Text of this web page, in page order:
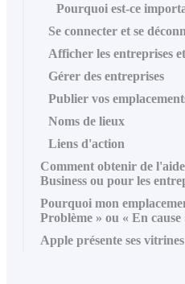
Pourquoi est-ce
Se connecter et se
Afficher les entreprises
Gérer des entreprises
Publier vos
Noms de lieux
Liens d'action
Comment obtenir de
Business ou pour les
Pourquoi mon
Problème » ou « En
Apple présente ses vitrines